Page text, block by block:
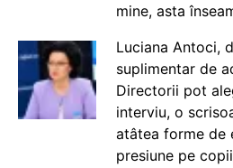
mine, asta
Luciana Antoci,
suplimentar de
Directorii pot
interviu, o
atâtea forme de
presiune pe